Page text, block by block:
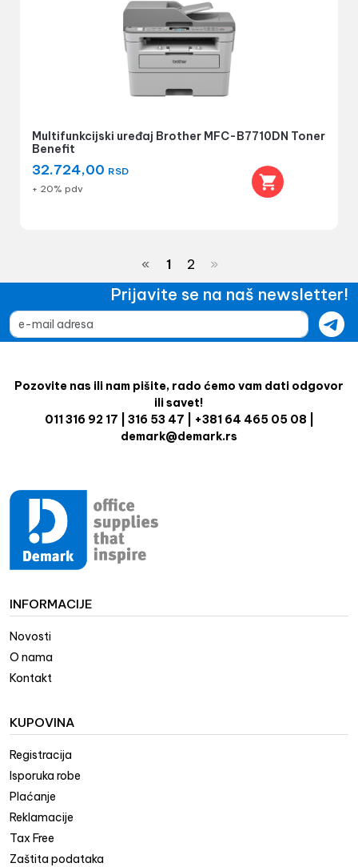
Multifunkcijski uređaj Brother MFC-B7710DN Toner
Benefit
32.724,00 RSD
+ 20% pdv
« 1 2 »
Prijavite se na naš newsletter!
Pozovite nas ili nam pišite, rado ćemo vam dati odgovor
ili savet!
011 316 92 17 | 316 53 47 | +381 64 465 05 08 |
demark@demark.rs
INFORMACIJE
Novosti
O nama
Kontakt
KUPOVINA
Registracija
Isporuka robe
Plaćanje
Reklamacije
Tax Free
Zaštita podataka